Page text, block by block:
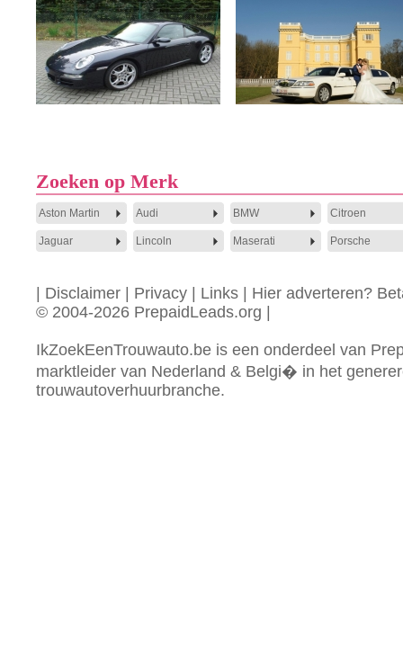
Zoeken op Merk
Aston Martin Audi BMW Citroen
Jaguar Lincoln Maserati Porsche
Disclaimer Privacy Links
Hier adverteren?
© 2004-2026 PrepaidLeads.org
IkZoekEenTrouwauto.be is een onderdeel van
marktleider van Nederland & Belgi� in het
trouwautoverhuurbranche.